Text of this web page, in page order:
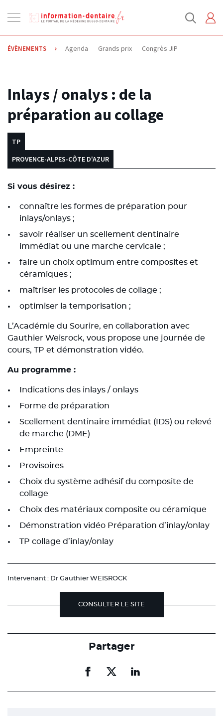
la
navigation
ÉVÈNEMENTS Agenda Grands prix Congrès JIP
18.09.2020
Inlays / onalys : de la
préparation au collage
TP
PROVENCE-ALPES-CÔTE D'AZUR
Si vous désirez :
connaître les formes de préparation pour
inlays/onlays ;
savoir réaliser un scellement dentinaire
immédiat ou une marche cervicale ;
faire un choix optimum entre composites et
céramiques ;
maîtriser les protocoles de collage ;
optimiser la temporisation ;
L’Académie du Sourire, en collaboration avec
Gauthier Weisrock, vous propose une journée de
cours, TP et démonstration vidéo.
Au programme :
Indications des inlays / onlays
Forme de préparation
Scellement dentinaire immédiat (IDS) ou relevé
de marche (DME)
Empreinte
Provisoires
Choix du système adhésif du composite de
collage
Choix des matériaux composite ou céramique
Démonstration vidéo Préparation d’inlay/onlay
TP collage d’inlay/onlay
Intervenant : Dr Gauthier WEISROCK
CONSULTER LE SITE
Partager
Partager
facebook
Partager
facebook
Partager
linkedin